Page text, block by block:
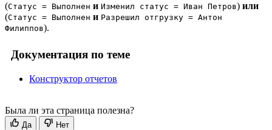
(Статус = Выполнен и Изменил статус = Иван Петров) или
(Статус = Выполнен и Разрешил отгрузку = Антон
Филиппов).
Документация по теме
Конструктор отчетов
Была ли эта страница полезна?
Да Нет